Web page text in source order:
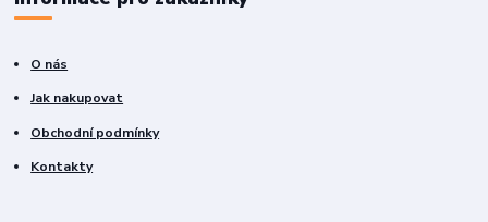
O nás
Jak nakupovat
Obchodní podmínky
Kontakty